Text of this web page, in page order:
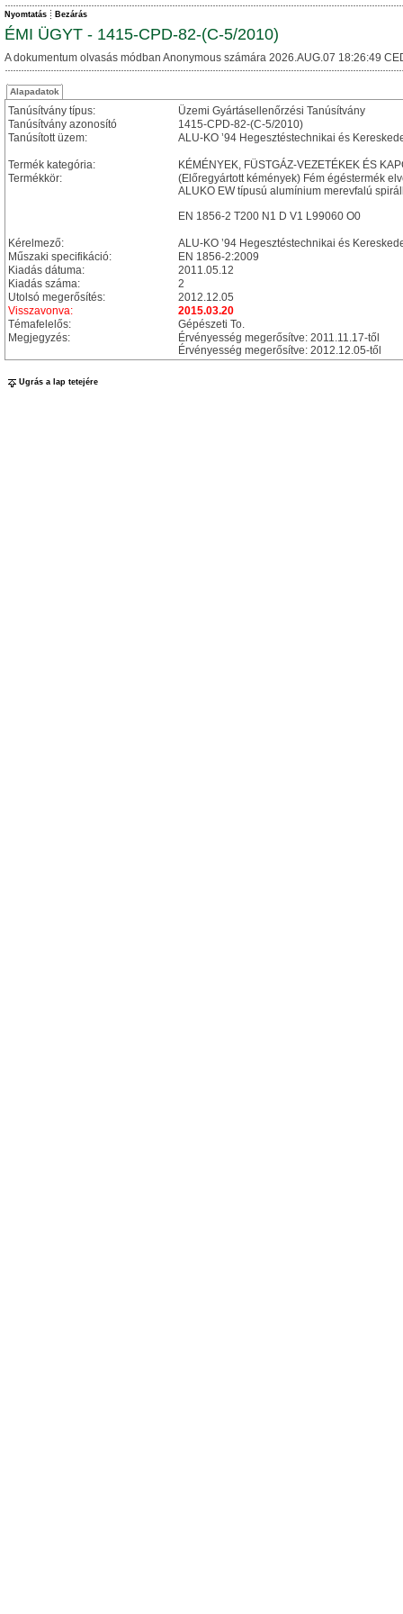
Nyomtatás Bezárás
ÉMI ÜGYT - 1415-CPD-82-(C-5/2010)
A dokumentum olvasás módban Anonymous számára 2026.AUG.07 18:26:49
Alapadatok
Tanúsítvány típus:
Üzemi Gyártásellenőrzési Tanúsítvány
Tanúsítvány azonosító
1415-CPD-82-(C-5/2010)
Tanúsított üzem:
ALU-KO ’94 Hegesztéstechnikai és
Termék kategória:
KÉMÉNYEK, FÜSTGÁZ-VEZETÉKEK ÉS
Termékkör:
(Előregyártott kémények) Fém égéstermék
ALUKO EW típusú alumínium merevfalú
EN 1856-2 T200 N1 D V1 L99060 O0
Kérelmező:
ALU-KO ’94 Hegesztéstechnikai és
Műszaki specifikáció:
EN 1856-2:2009
Kiadás dátuma:
2011.05.12
Kiadás száma:
2
Utolsó megerősítés:
2012.12.05
Visszavonva:
2015.03.20
Témafelelős:
Gépészeti To.
Megjegyzés:
Érvényesség megerősítve: 2011.11.17-től
Érvényesség megerősítve: 2012.12.05-től
Ugrás a lap tetejére